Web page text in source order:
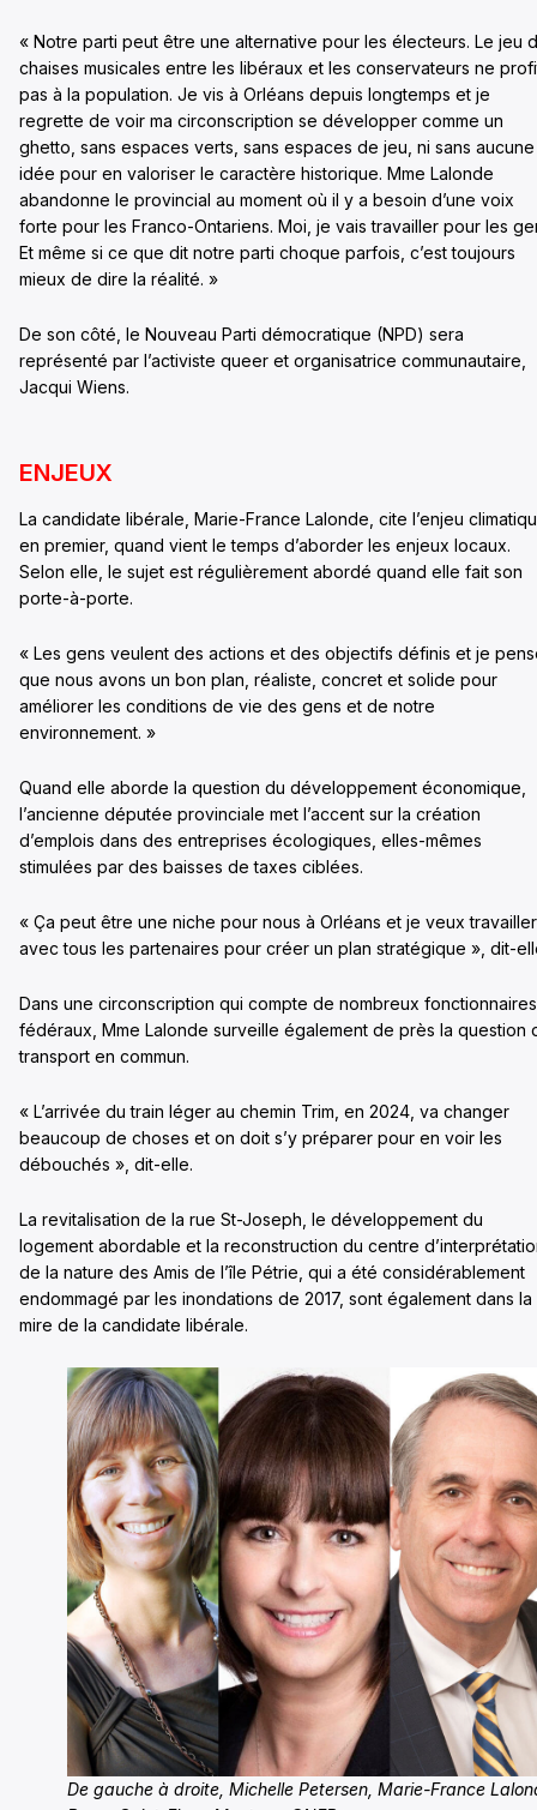
« Notre parti peut être une alternative pour les électeurs. Le jeu
chaises musicales entre les libéraux et les conservateurs ne
pas à la population. Je vis à Orléans depuis longtemps et je
regrette de voir ma circonscription se développer comme un
ghetto, sans espaces verts, sans espaces de jeu, ni sans aucune
idée pour en valoriser le caractère historique. Mme Lalonde
abandonne le provincial au moment où il y a besoin d’une voix
forte pour les Franco-Ontariens. Moi, je vais travailler pour les
Et même si ce que dit notre parti choque parfois, c’est toujours
mieux de dire la réalité. »
De son côté, le Nouveau Parti démocratique (NPD) sera
représenté par l’activiste queer et organisatrice communautaire,
Jacqui Wiens.
ENJEUX
La candidate libérale, Marie-France Lalonde, cite l’enjeu
en premier, quand vient le temps d’aborder les enjeux locaux.
Selon elle, le sujet est régulièrement abordé quand elle fait son
porte-à-porte.
« Les gens veulent des actions et des objectifs définis et je
que nous avons un bon plan, réaliste, concret et solide pour
améliorer les conditions de vie des gens et de notre
environnement. »
Quand elle aborde la question du développement économique,
l’ancienne députée provinciale met l’accent sur la création
d’emplois dans des entreprises écologiques, elles-mêmes
stimulées par des baisses de taxes ciblées.
« Ça peut être une niche pour nous à Orléans et je veux travailler
avec tous les partenaires pour créer un plan stratégique », dit-
Dans une circonscription qui compte de nombreux fonctionnaires
fédéraux, Mme Lalonde surveille également de près la question
transport en commun.
« L’arrivée du train léger au chemin Trim, en 2024, va changer
beaucoup de choses et on doit s’y préparer pour en voir les
débouchés », dit-elle.
La revitalisation de la rue St-Joseph, le développement du
logement abordable et la reconstruction du centre
de la nature des Amis de l’île Pétrie, qui a été considérablement
endommagé par les inondations de 2017, sont également dans la
mire de la candidate libérale.
De gauche à droite, Michelle Petersen, Marie-France